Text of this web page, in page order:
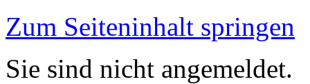
Zum Seiteninhalt springen
Sie sind nicht angemeldet.